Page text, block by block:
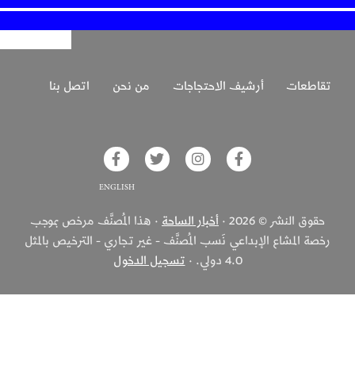
تقاطعات أرشيف الاحتجاجات من نحن اتصل بنا
Akhbar Alsaha on Facebook
Akhbar Alsaha on Instagram
Alsaha on Twitter
on Facebook
حقوق النشر © 2026 · أخبار الساحة · هذا المُصنَّف مرخص بموجب
رخصة المشاع الإبداعي نَسب المُصنَّف - غير تجاري - الترخيص بالمثل
4.0 دولي. ·
تسجيل الدخول